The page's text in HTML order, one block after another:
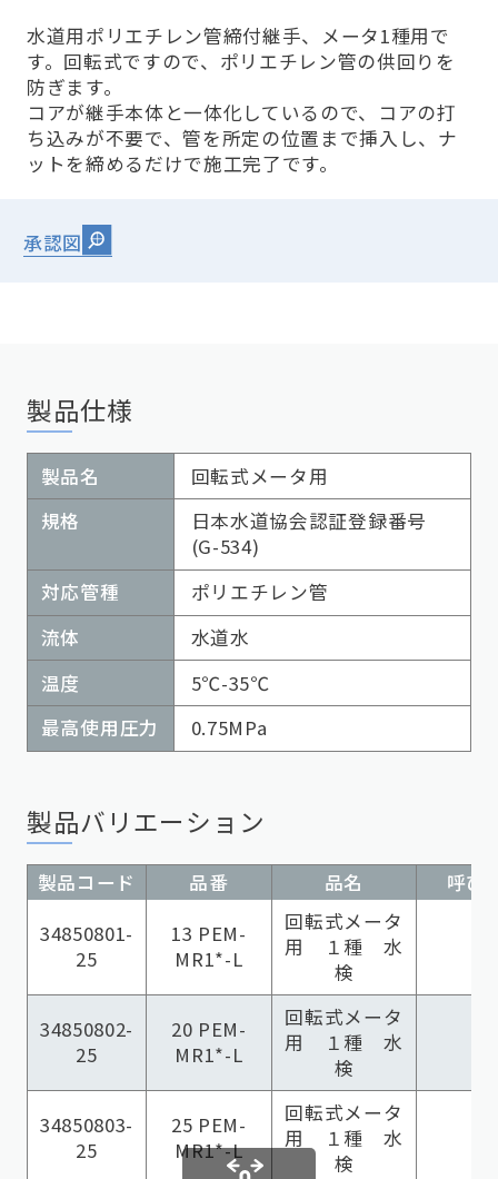
水道用ポリエチレン管締付継手、メータ1種用で
す。回転式ですので、ポリエチレン管の供回りを
防ぎます。
コアが継手本体と一体化しているので、コアの打
ち込みが不要で、管を所定の位置まで挿入し、ナ
ットを締めるだけで施工完了です。
承認図
製品仕様
製品名
回転式メータ用
規格
日本水道協会認証登録番号
(G-534)
対応管種
ポリエチレン管
流体
水道水
温度
5℃-35℃
最高使用圧力
0.75MPa
製品バリエーション
製品コード 品番 品名
呼び
34850801-
25
13 PEM-
MR1*-L
回転式メータ
用 １種 水
検
34850802-
25
20 PEM-
MR1*-L
回転式メータ
用 １種 水
検
34850803-
25
25 PEM-
MR1*-L
回転式メータ
用 １種 水
検